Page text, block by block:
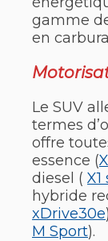
gamme
en
Le SUV
termes
offre
essence (
diesel ( X1
hybride
xDrive30e
M Sport).